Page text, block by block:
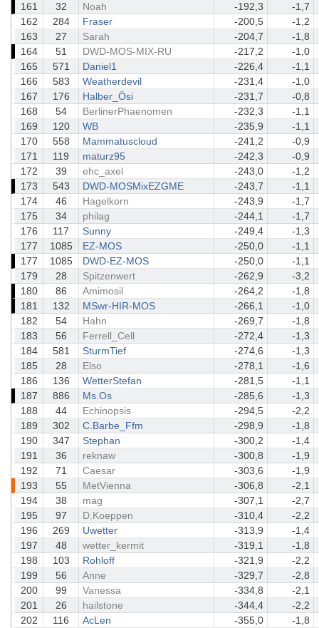
161
32 Noah -192,3
-1,7
162
284 Fraser -200,5
-1,2
163
27 Sarah -204,7
-1,8
164
51 DWD-MOS-MIX-RU -217,2
-1,0
165
571 Daniel1 -226,4
-1,1
166
583 Weatherdevil -231,4
-1,0
167
176 Halber_Ösi -231,7
-0,8
168
54 BerlinerPhaenomen -232,3
-1,1
169
120 WB -235,9
-1,1
170
558 Mammatuscloud -241,2
-0,9
171
119 maturz95 -242,3
-0,9
172
39 ehc_axel -243,0
-1,2
173
543 DWD-MOSMixEZGME -243,7
-1,1
174
46 Hagelkorn -243,9
-1,7
175
34 philag -244,1
-1,7
176
117 Sunny -249,4
-1,3
177
1085 EZ-MOS -250,0
-1,1
177
1085 DWD-EZ-MOS -250,0
-1,1
179
28 Spitzenwert -262,9
-3,2
180
86 Amimosil -264,2
-1,8
181
132 MSwr-HIR-MOS -266,1
-1,0
182
54 Hahn -269,7
-1,8
183
56 Ferrell_Cell -272,4
-1,3
184
581 SturmTief -274,6
-1,3
185
28 Elso -278,1
-1,6
186
136 WetterStefan -281,5
-1,1
187
886 Ms.Os -285,6
-1,3
188
44 Echinopsis -294,5
-2,2
189
302 C.Barbe_Ffm -298,9
-1,8
190
347 Stephan -300,2
-1,4
191
36 reknaw -300,8
-1,9
192
71 Caesar -303,6
-1,9
193
55 MetVienna -306,8
-2,1
194
38 mag -307,1
-2,7
195
97 D.Koeppen -310,4
-2,2
196
269 Uwetter -313,9
-1,4
197
48 wetter_kermit -319,1
-1,8
198
103 Rohloff -321,9
-2,2
199
56 Anne -329,7
-2,8
200
99 Vanessa -334,8
-2,1
201
26 hailstone -344,4
-2,2
202
116 AcLen -355,0
-1,8